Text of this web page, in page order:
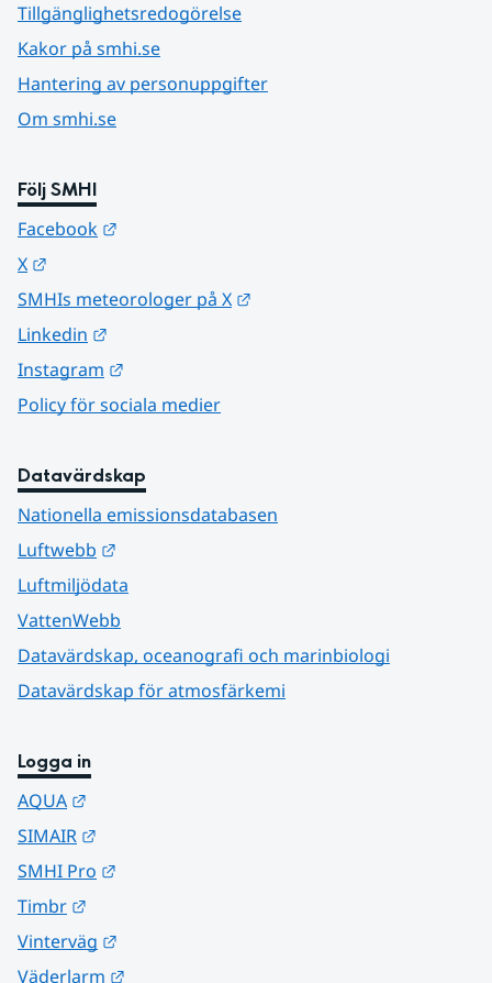
Tillgänglighetsredogörelse
Kakor på smhi.se
Hantering av personuppgifter
Om smhi.se
Följ SMHI
Facebook
X
SMHIs meteorologer på X
Linkedin
Instagram
Policy för sociala medier
Datavärdskap
Nationella emissionsdatabasen
Luftwebb
Luftmiljödata
VattenWebb
Datavärdskap, oceanografi och marinbiologi
Datavärdskap för atmosfärkemi
Logga in
AQUA
SIMAIR
SMHI Pro
Timbr
Vinterväg
Väderlarm